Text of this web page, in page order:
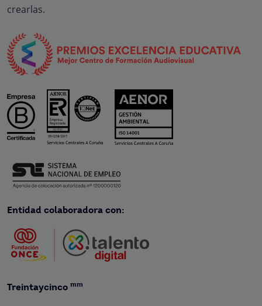
crearlas.
Entidad colaboradora con:
Treintaycinco mm